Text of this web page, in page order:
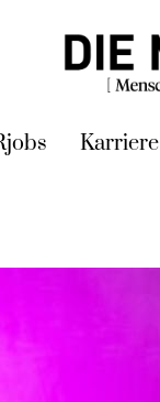
Karriere